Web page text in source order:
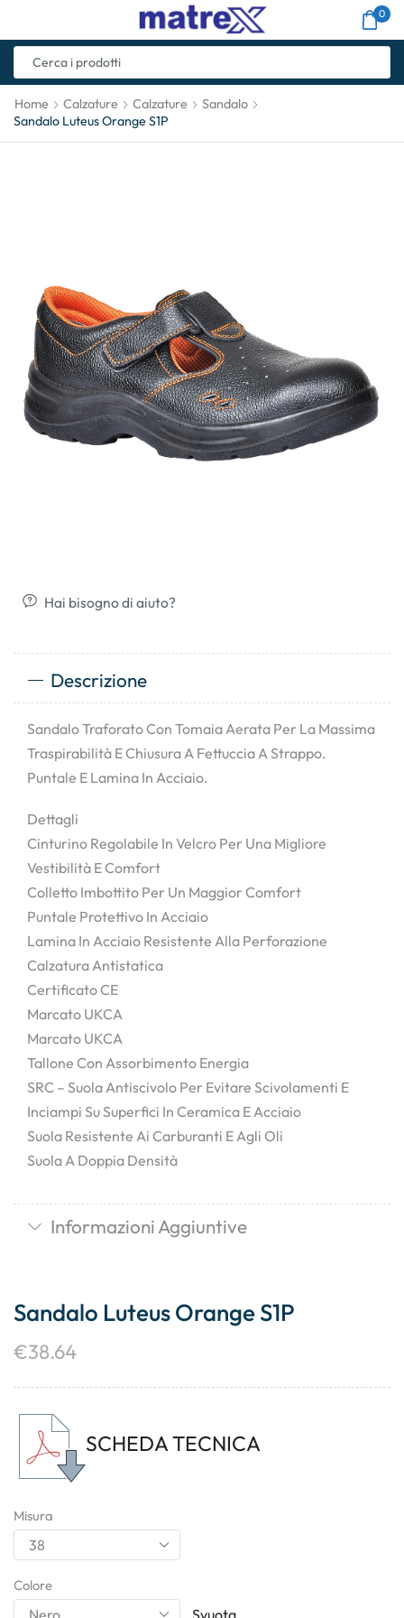
0
Home Calzature Calzature
Sandalo
Sandalo Luteus Orange S1P
Hai bisogno di aiuto?
Descrizione
Sandalo Traforato Con Tomaia Aerata Per La Massima
Traspirabilità E Chiusura A Fettuccia A Strappo.
Puntale E Lamina In Acciaio.
Dettagli
Cinturino Regolabile In Velcro Per Una Migliore
Vestibilità E Comfort
Colletto Imbottito Per Un Maggior Comfort
Puntale Protettivo In Acciaio
Lamina In Acciaio Resistente Alla Perforazione
Calzatura Antistatica
Certificato CE
Marcato UKCA
Marcato UKCA
Tallone Con Assorbimento Energia
SRC – Suola Antiscivolo Per Evitare Scivolamenti E
Inciampi Su Superfici In Ceramica E Acciaio
Suola Resistente Ai Carburanti E Agli Oli
Suola A Doppia Densità
Informazioni Aggiuntive
Sandalo Luteus Orange S1P
€38.64
SCHEDA TECNICA
Misura
Colore
Svuota